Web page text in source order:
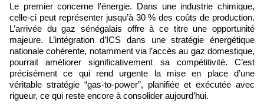
Le premier concerne l’énergie. Dans une industrie chimique,
celle-ci peut représenter jusqu’à 30 % des coûts de production.
L’arrivée du gaz sénégalais offre à ce titre une opportunité
majeure. L’intégration d’ICS dans une stratégie énergétique
nationale cohérente, notamment via l’accès au gaz domestique,
pourrait améliorer significativement sa compétitivité. C’est
précisément ce qui rend urgente la mise en place d’une
véritable stratégie “gas-to-power”, planifiée et exécutée avec
rigueur, ce qui reste encore à consolider aujourd’hui.